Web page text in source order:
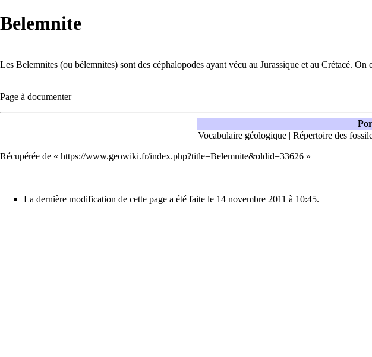
Belemnite
Les Belemnites (ou bélemnites) sont des céphalopodes ayant vécu au Jurassique et au Crétacé. On
Page à documenter
Vocabulaire géologique | Répertoire des
Récupérée de « https://www.geowiki.fr/index.php?title=Belemnite&oldid=33626 »
La dernière modification de cette page a été faite le 14 novembre 2011 à 10:45.